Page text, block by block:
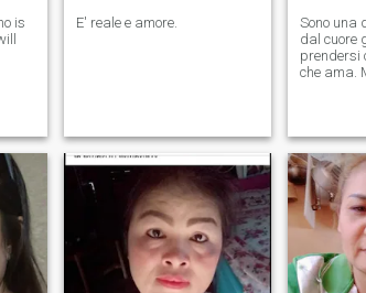
is
E' reale e amore.
Sono una
dal cuore
prendersi
che ama.
lusso,
presa